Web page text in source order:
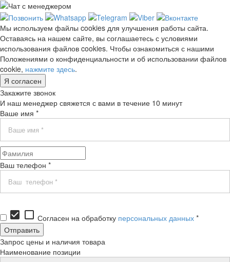
Мы используем файлы cookies для улучшения работы сайта.
Оставаясь на нашем сайте, вы соглашаетесь с условиями
использования файлов cookies. Чтобы ознакомиться с нашими
Положениями о конфиденциальности и об использовании файлов
cookie, нажмите здесь.
Я согласен
Закажите звонок
И наш менеджер свяжется с вами в течение 10 минут
Ваше имя *
Ваш телефон *
check_box check_box_outline_blank Согласен на обработку персональных данных *
Запрос цены и наличия товара
Наименование позиции